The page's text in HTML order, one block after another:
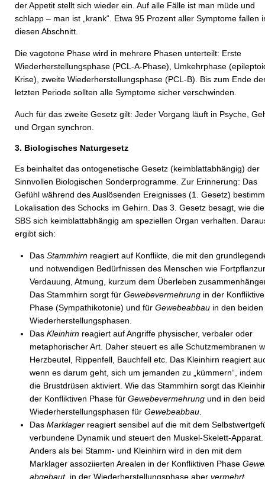
der Appetit stellt sich wieder ein. Auf alle Fälle ist man müde und
schlapp – man ist „krank“. Etwa 95 Prozent aller Symptome fallen
diesen Abschnitt.
Die vagotone Phase wird in mehrere Phasen unterteilt: Erste
Wiederherstellungsphase (PCL-A-Phase), Umkehrphase
Krise), zweite Wiederherstellungsphase (PCL-B). Bis zum Ende
letzten Periode sollten alle Symptome sicher verschwinden.
Auch für das zweite Gesetz gilt: Jeder Vorgang läuft in Psyche,
und Organ synchron.
3. Biologisches Naturgesetz
Es beinhaltet das ontogenetische Gesetz (keimblattabhängig) der
Sinnvollen Biologischen Sonderprogramme. Zur Erinnerung: Das
Gefühl während des Auslösenden Ereignisses (1. Gesetz)
Lokalisation des Schocks im Gehirn. Das 3. Gesetz besagt, wie die
SBS sich keimblattabhängig am speziellen Organ verhalten.
ergibt sich:
Das Stammhirn reagiert auf Konflikte, die mit den
und notwendigen Bedürfnissen des Menschen wie
Verdauung, Atmung, kurzum dem Überleben
Das Stammhirn sorgt für Gewebevermehrung in der
Phase (Sympathikotonie) und für Gewebeabbau in den beiden
Wiederherstellungsphasen.
Das Kleinhirn reagiert auf Angriffe physischer, verbaler oder
metaphorischer Art. Daher steuert es alle Schutzmembranen
Herzbeutel, Rippenfell, Bauchfell etc. Das Kleinhirn reagiert
wenn es darum geht, sich um jemanden zu „kümmern“, indem
die Brustdrüsen aktiviert. Wie das Stammhirn sorgt das
der Konfliktiven Phase für Gewebevermehrung und in den
Wiederherstellungsphasen für Gewebeabbau
Das Marklager reagiert sensibel auf die mit dem
verbundene Dynamik und steuert den Muskel-Skelett-Apparat.
Anders als bei Stamm- und Kleinhirn wird in den mit dem
Marklager assoziierten Arealen in der Konfliktiven Phase
abgebaut, in der Wiederherstellungsphase aber vermehrt.